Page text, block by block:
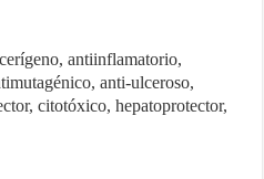
antiinflamatorio,
anti-ulceroso,
citotóxico, hepatoprotector,